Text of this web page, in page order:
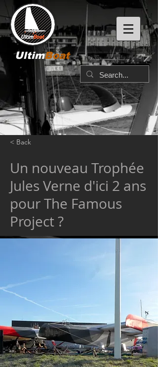
UltimBoat
< Back
Un nouveau Trophée
Jules Verne d'ici 2 ans
pour The Famous
Project ?